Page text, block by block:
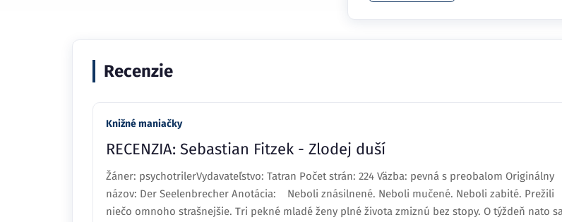
Recenzie
Knižné maniačky
RECENZIA: Sebastian Fitzek - Zlodej duší
Žáner: psychotrilerVydavateľstvo: Tatran Počet strán: 224 Väzba: pevná s preobalom Originálny
názov: Der Seelenbrecher Anotácia: Neboli znásilnené. Neboli mučené. Neboli zabité. Prežili
niečo omnoho strašnejšie. Tri pekné mladé ženy plné života zmiznú bez stopy. O týždeň nato